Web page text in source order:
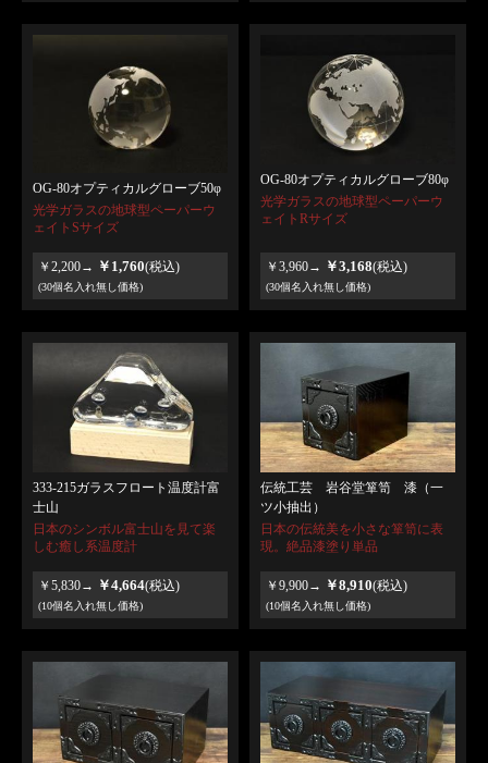
OG-80オプティカルグローブ50φ
光学ガラスの地球型ペーパーウ
ェイトSサイズ
￥2,200→ ￥1,760(税込)
(30個名入れ無し価格)
OG-80オプティカルグローブ80φ
光学ガラスの地球型ペーパーウ
ェイトRサイズ
￥3,960→ ￥3,168(税込)
(30個名入れ無し価格)
333-215ガラスフロート温度計富
士山
日本のシンボル富士山を見て楽
しむ癒し系温度計
￥5,830→ ￥4,664(税込)
(10個名入れ無し価格)
伝統工芸 岩谷堂箪笥 漆（一
ツ小抽出）
日本の伝統美を小さな箪笥に表
現。絶品漆塗り単品
￥9,900→ ￥8,910(税込)
(10個名入れ無し価格)